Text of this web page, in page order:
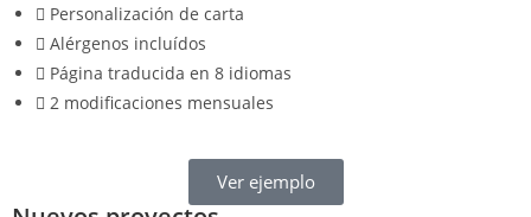
Personalización de carta
Alérgenos incluídos
Página traducida en 8 idiomas
2 modificaciones mensuales
Ver ejemplo